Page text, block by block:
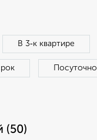
В 3‑к квартире
Посуточно
(50)